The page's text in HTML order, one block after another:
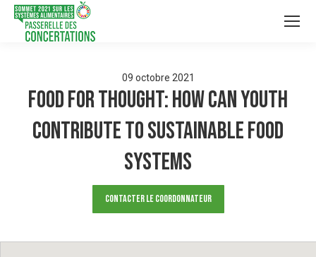
09 octobre 2021
Food for Thought: How Can Youth
Contribute to Sustainable Food
Systems
Contacter le Coordonnateur